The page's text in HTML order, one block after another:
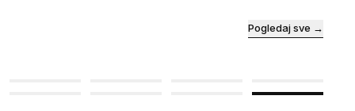
Pogledaj sve →